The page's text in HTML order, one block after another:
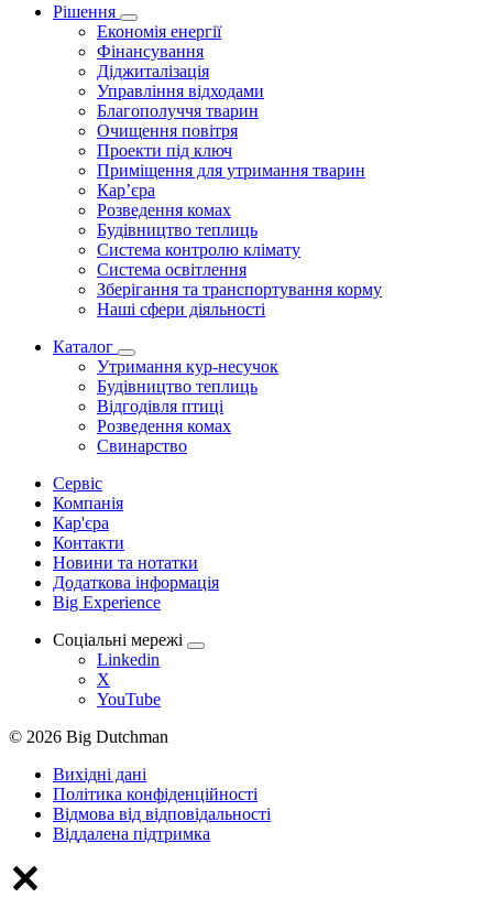
Рішення
Економія енергії
Фінансування
Діджиталізація
Управління відходами
Благополуччя тварин
Очищення повітря
Проекти під ключ
Приміщення для утримання тварин
Кар’єра
Розведення комах
Будівництво теплиць
Система контролю клімату
Система освітлення
Зберігання та транспортування корму
Наші сфери діяльності
Каталог
Утримання кур-несучок
Будівництво теплиць
Відгодівля птиці
Розведення комах
Свинарство
Сервіс
Компанія
Кар'єра
Контакти
Новини та нотатки
Додаткова інформація
Big Experience
Соціальні мережі
Linkedin
X
YouTube
© 2026 Big Dutchman
Вихідні дані
Політика конфіденційності
Відмова від відповідальності
Віддалена підтримка